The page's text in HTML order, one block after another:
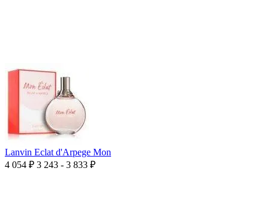
Lanvin Eclat d'Arpege Mon
4 054 ₽ 3 243 - 3 833 ₽